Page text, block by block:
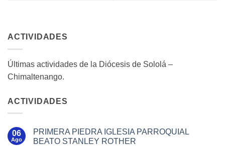
ACTIVIDADES
Últimas actividades de la Diócesis de Sololá –
Chimaltenango.
ACTIVIDADES
06
Ago
PRIMERA PIEDRA IGLESIA PARROQUIAL
BEATO STANLEY ROTHER